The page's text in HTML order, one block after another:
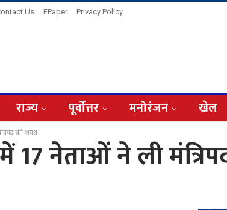
Us EPaper Privacy Policy
राज्य पूर्वोत्तर मनोरंजन खेल
की शपथ
नेताओं ने ली